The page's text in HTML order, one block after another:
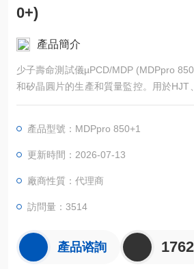
0+)
產品簡介
少子壽命測試儀µPCD/MDP (MDPpro
和矽晶圓片的生產和質量監控。用於HJT
PERC、PERC+太陽能電池、鈣鈦礦等中
產品型號：MDPpro 850+1
更新時間：2026-07-13
廠商性質：代理商
訪問量：3514
產品谘詢